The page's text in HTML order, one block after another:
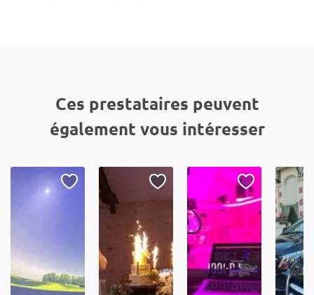
Ces prestataires peuvent
également vous intéresser